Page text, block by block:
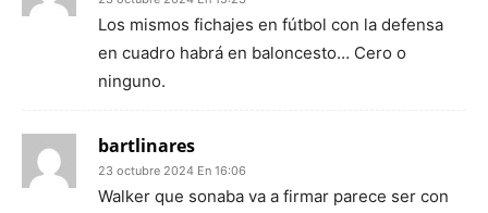
Los mismos fichajes en fútbol con la defensa
en cuadro habrá en baloncesto… Cero o
ninguno.
bartlinares
23 octubre 2024 En 16:06
Walker que sonaba va a firmar parece ser con